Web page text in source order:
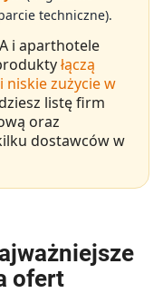
techniczne).
i aparthotele
łączą
niskie zużycie w
listę firm
oraz
dostawców w
ofert